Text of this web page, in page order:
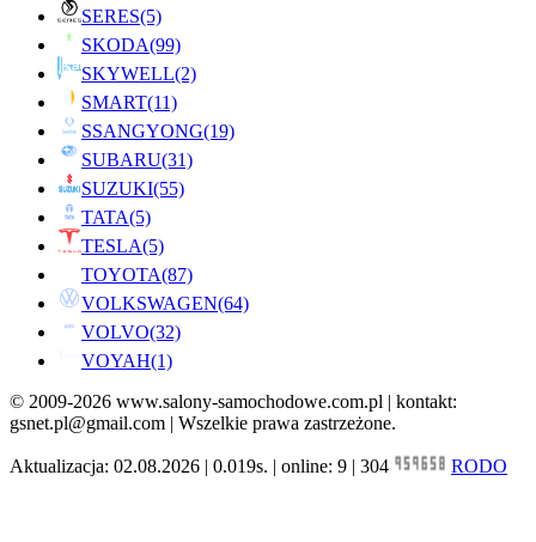
SERES(5)
SKODA(99)
SKYWELL(2)
SMART(11)
SSANGYONG(19)
SUBARU(31)
SUZUKI(55)
TATA(5)
TESLA(5)
TOYOTA(87)
VOLKSWAGEN(64)
VOLVO(32)
VOYAH(1)
© 2009-2026 www.salony-samochodowe.com.pl | kontakt:
gsnet.pl@gmail.com | Wszelkie prawa zastrzeżone.
Aktualizacja: 02.08.2026 | 0.019s. | online: 9 | 304 RODO